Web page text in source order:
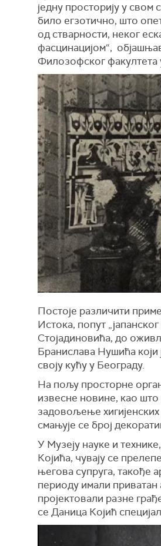
једну просторију у
било егзотично, што
од стварности, неког
фасцинацијом“,
Филозофског факултета
Постоје различити
Истока, попут
Стојадиновића, до
Бранислава Нушића који
своју кућу у Београду.
На пољу просторне
извесне новине, као
задовољење
смањује се број
У Музеју науке и
Којића, чувају се
његова супруга, такође
периоду имали приватан
пројектовали разне
се Даница Којић